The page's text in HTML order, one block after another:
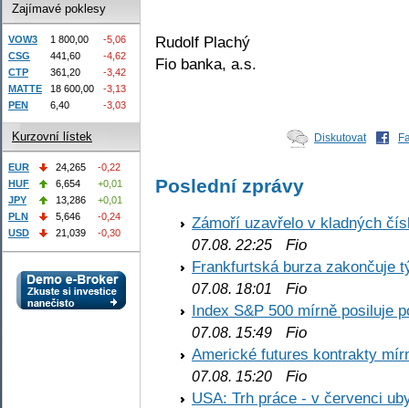
Rudolf Plachý
Fio banka, a.s.
Diskutovat
Poslední zprávy
Zámoří uzavřelo v kladných
07.08. 22:25 Fio
Frankfurtská burza zakončuje
07.08. 18:01
Fio
Index S&P 500 mírně posiluje
07.08. 15:49 Fio
Americké futures kontrakty
07.08. 15:20 Fio
USA: Trh práce - v červenci
Zajímavé poklesy
VOW3 1 800,00
-5,06
CSG
441,60
-4,62
CTP
361,20
-3,42
MATTE
18 600,00
-3,13
PEN
6,40 -3,03
Kurzovní lístek
EUR 24,265
-0,22
HUF
6,654
+0,01
JPY
13,286
+0,01
PLN
5,646
-0,24
USD
21,039 -0,30